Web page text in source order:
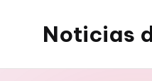
Noticias